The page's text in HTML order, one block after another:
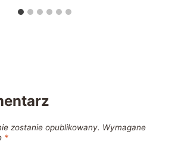
zostanie opublikowany. Wymagane
*